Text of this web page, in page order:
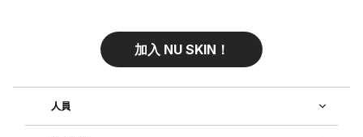
加入 NU SKIN！
人員